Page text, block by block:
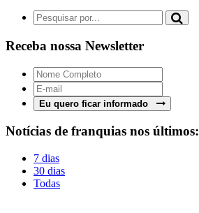
Receba nossa Newsletter
Eu quero ficar informado
Notícias de franquias nos últimos:
7 dias
30 dias
Todas